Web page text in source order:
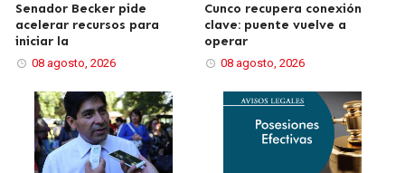
Senador Becker pide
acelerar recursos para
iniciar la
08 agosto, 2026
Cunco recupera conexión
clave: puente vuelve a
operar
08 agosto, 2026